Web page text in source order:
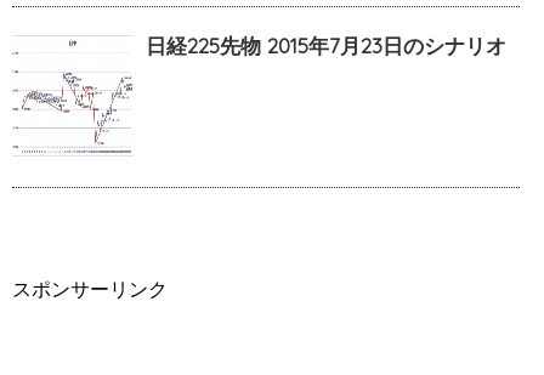
日経225先物 2015年7月23日のシナリオ
スポンサーリンク